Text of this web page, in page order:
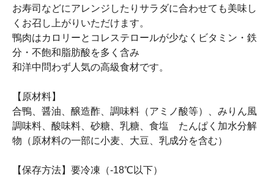
お寿司などにアレンジしたりサラダに合わせても美味し
くお召し上がりいただけます。
鴨肉はカロリーとコレステロールが少なくビタミン・鉄
分・不飽和脂肪酸を多く含み
和洋中問わず人気の高級食材です。
【原材料】
合鴨、醤油、醸造酢、調味料（アミノ酸等）、みりん風
調味料、酸味料、砂糖、乳糖、食塩 たんぱく加水分解
物（原材料の一部に小麦、大豆、乳成分を含む）
【保存方法】要冷凍（-18℃以下）